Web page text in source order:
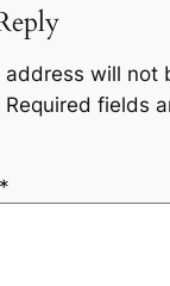
address will not
Required fields
*